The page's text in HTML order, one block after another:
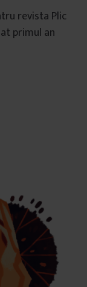
revista Plic
primul an